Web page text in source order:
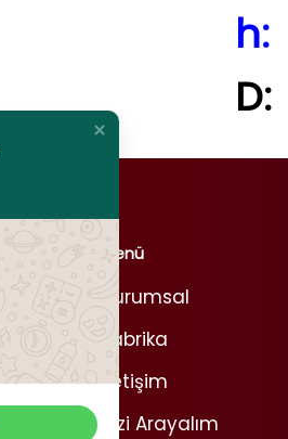
h:
D:
Menü
Kurumsal
Fabrika
İletişim
Sizi Arayalım